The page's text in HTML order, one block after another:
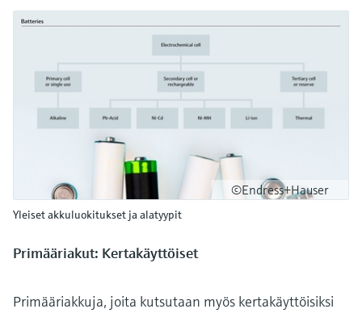
©Endress+Hauser
Yleiset akkuluokitukset ja alatyypit
Primääriakut: Kertakäyttöiset
Primääriakkuja, joita kutsutaan myös kertakäyttöisiksi